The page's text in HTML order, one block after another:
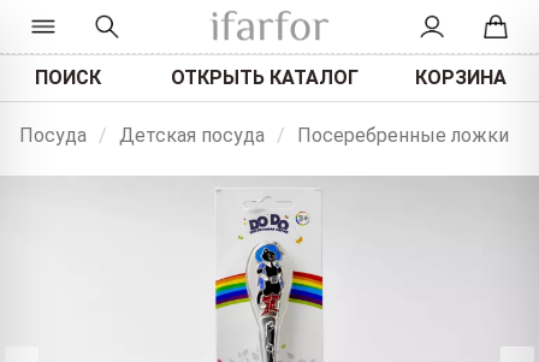
ПОИСК ОТКРЫТЬ КАТАЛОГ КОРЗИНА
Посуда / Детская посуда / Посеребренные ложки